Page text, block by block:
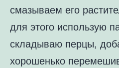
смазываем его
для этого использую
складываю перцы,
хорошенько